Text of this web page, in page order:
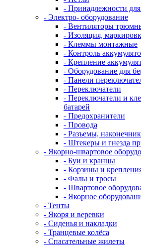
- Принадлежности
- Электро- оборудование
- Вентиляторы
- Изоляция,
- Клеммы монтажные
- Контроль
- Крепление
- Оборудование для
- Панели
- Переключатели
- Переключатели и
батарей
- Предохранители
- Провода
- Разъемы,
- Штекеры и гнезда
- Якорно-швартовое
- Буи и кранцы
- Корзины и
- Фалы и тросы
- Швартовое
- Якорное
- Тенты
- Якоря и веревки
- Сиденья и накладки
- Транцевые колёса
- Спасательные жилеты